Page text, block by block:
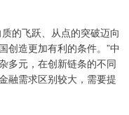
的飞跃、从点的突破迈向
创造更加有利的条件。”中
多元，在创新链条的不同
融需求区别较大，需要提